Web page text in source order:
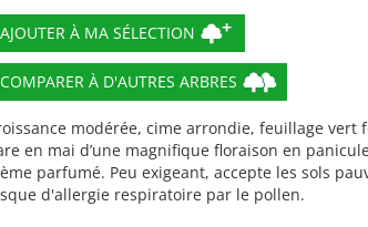
COMPARER À D'AUTRES ARBRES
modérée, cime arrondie, feuillage vert
en mai d’une magnifique floraison en
parfumé. Peu exigeant, accepte les sols
d'allergie respiratoire par le pollen.